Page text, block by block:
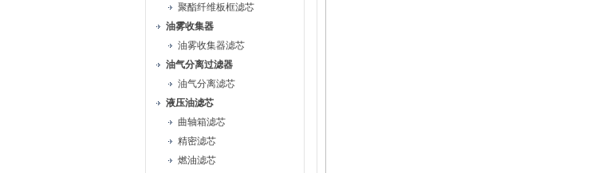
聚酯纤维板框滤芯
油雾收集器
油雾收集器滤芯
油气分离过滤器
油气分离滤芯
液压油滤芯
曲轴箱滤芯
精密滤芯
燃油滤芯